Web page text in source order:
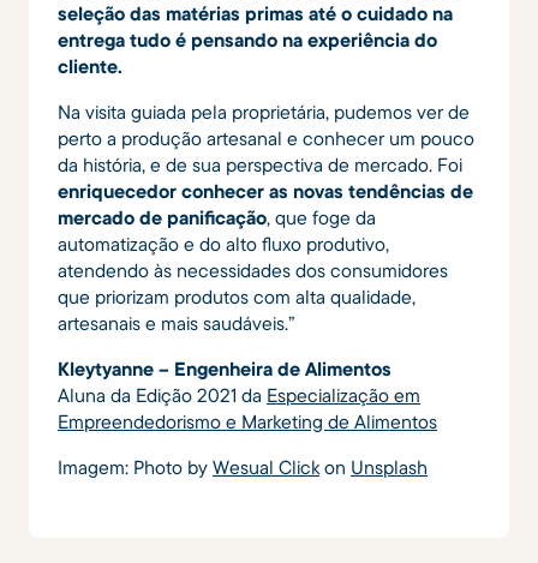
seleção das matérias primas até o cuidado na
entrega tudo é pensando na experiência do
cliente.
Na visita guiada pela proprietária, pudemos ver de
perto a produção artesanal e conhecer um pouco
da história, e de sua perspectiva de mercado. Foi
enriquecedor conhecer as novas tendências de
mercado de panificação, que foge da
automatização e do alto fluxo produtivo,
atendendo às necessidades dos consumidores
que priorizam produtos com alta qualidade,
artesanais e mais saudáveis.”
Kleytyanne – Engenheira de Alimentos
Aluna da Edição 2021 da Especialização em
Empreendedorismo e Marketing de Alimentos
Imagem: Photo by Wesual Clickon Unsplash